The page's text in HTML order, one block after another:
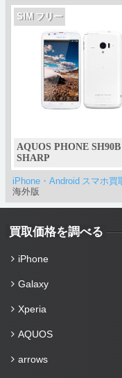
SIM フリー
AQUOS PHONE SH90B
SHARP
iPhone・Android スマホ買
海外版
買取価格を調べる
iPhone
Galaxy
Xperia
AQUOS
arrows